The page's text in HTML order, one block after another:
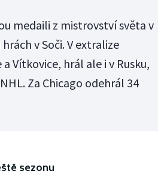
medaili z mistrovství světa v
v Soči. V extralize
Vítkovice, hrál ale i v Rusku,
Za Chicago odehrál 34
sezonu